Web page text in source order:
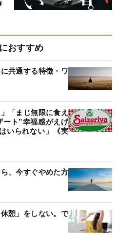
おすすめ
共通する特徴・ワ
「まじ無限に食え
ート”幸福感がえげ
いられない」《実
、今すぐやめた方
憩」をしない。で